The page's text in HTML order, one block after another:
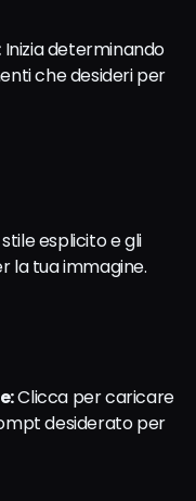
Inizia determinando
che desideri per
Clicca per caricare
desiderato per